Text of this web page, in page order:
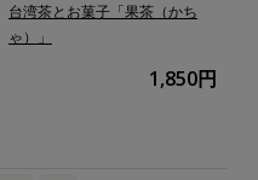
台湾茶とお菓子「果茶（かち
ゃ）」
1,850円